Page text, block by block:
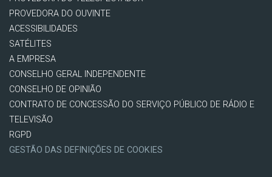
PROVEDORA DO OUVINTE
ACESSIBILIDADES
SATÉLITES
A EMPRESA
CONSELHO GERAL INDEPENDENTE
CONSELHO DE OPINIÃO
CONTRATO DE CONCESSÃO DO SERVIÇO PÚBLICO DE RÁDIO E
TELEVISÃO
RGPD
GESTÃO DAS DEFINIÇÕES DE COOKIES